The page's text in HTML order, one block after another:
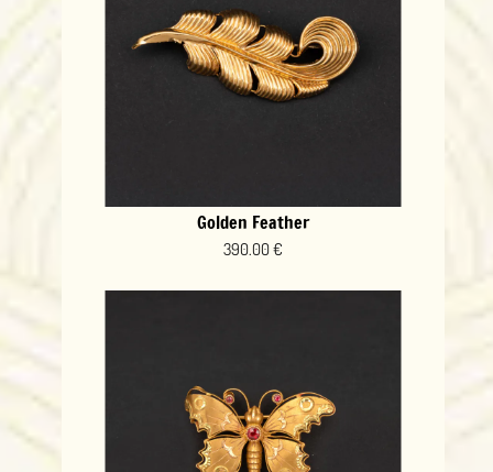
Golden Feather
390.00 €